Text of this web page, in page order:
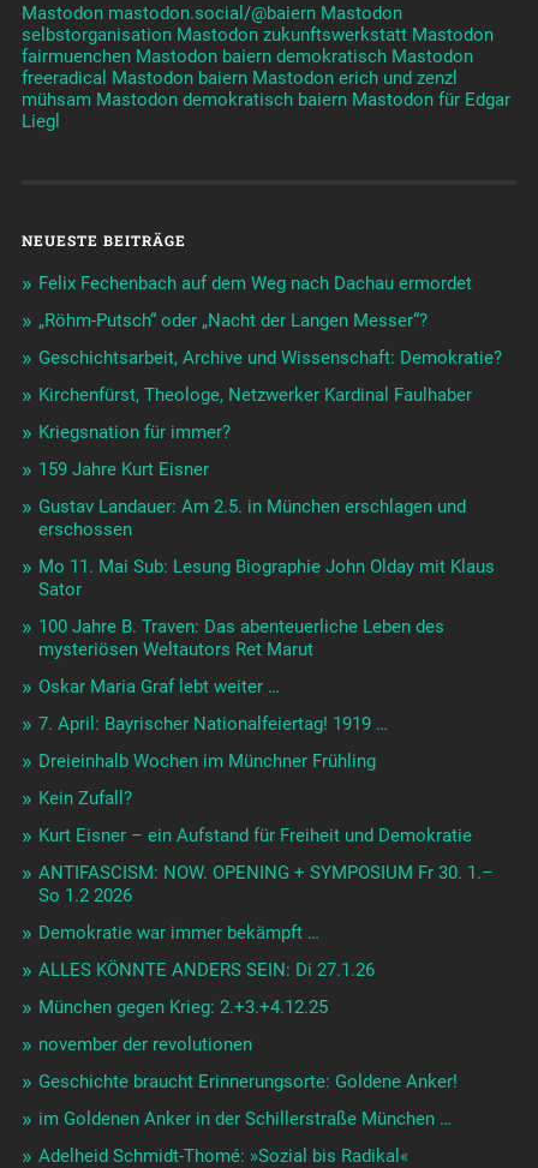
Mastodon mastodon.social/@baiern Mastodon
selbstorganisation Mastodon zukunftswerkstatt Mastodon
fairmuenchen Mastodon baiern demokratisch Mastodon
freeradical Mastodon baiern Mastodon erich und zenzl
mühsam Mastodon demokratisch baiern Mastodon für Edgar
Liegl
NEUESTE BEITRÄGE
Felix Fechenbach auf dem Weg nach Dachau ermordet
„Röhm-Putsch“ oder „Nacht der Langen Messer“?
Geschichtsarbeit, Archive und Wissenschaft: Demokratie?
Kirchenfürst, Theologe, Netzwerker Kardinal Faulhaber
Kriegsnation für immer?
159 Jahre Kurt Eisner
Gustav Landauer: Am 2.5. in München erschlagen und
erschossen
Mo 11. Mai Sub: Lesung Biographie John Olday mit Klaus
Sator
100 Jahre B. Traven: Das abenteuerliche Leben des
mysteriösen Weltautors Ret Marut
Oskar Maria Graf lebt weiter …
7. April: Bayrischer Nationalfeiertag! 1919 …
Dreieinhalb Wochen im Münchner Frühling
Kein Zufall?
Kurt Eisner – ein Aufstand für Freiheit und Demokratie
ANTIFASCISM: NOW. OPENING + SYMPOSIUM Fr 30. 1.–
So 1.2 2026
Demokratie war immer bekämpft …
ALLES KÖNNTE ANDERS SEIN: Di 27.1.26
München gegen Krieg: 2.+3.+4.12.25
november der revolutionen
Geschichte braucht Erinnerungsorte: Goldene Anker!
im Goldenen Anker in der Schillerstraße München …
Adelheid Schmidt-Thomé: »Sozial bis Radikal«